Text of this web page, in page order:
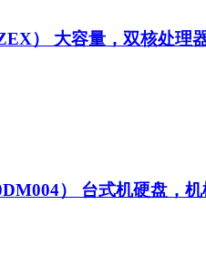
） 大容量，双核处理
） 台式机硬盘，